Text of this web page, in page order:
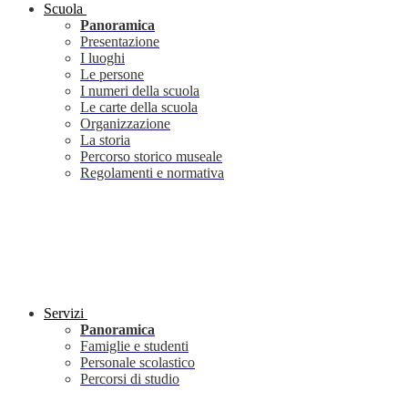
Scuola
Panoramica
Presentazione
I luoghi
Le persone
I numeri della scuola
Le carte della scuola
Organizzazione
La storia
Percorso storico museale
Regolamenti e normativa
Servizi
Panoramica
Famiglie e studenti
Personale scolastico
Percorsi di studio